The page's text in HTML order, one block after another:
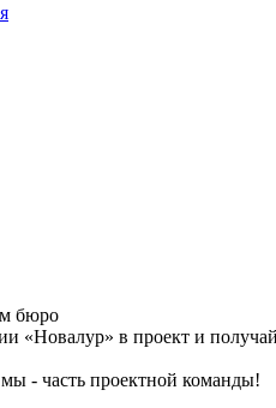
бюро
«Новалур» в проект и
мы - часть проектной команды!